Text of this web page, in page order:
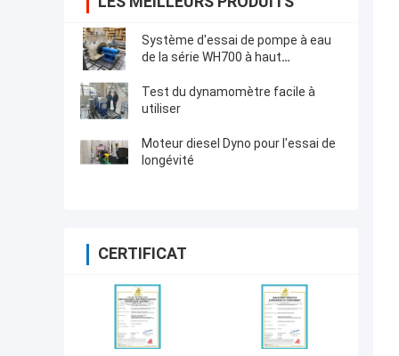
Système d'essai de pompe à eau
de la série WH700 à haut
Test du dynamomètre facile à
utiliser
Moteur diesel Dyno pour l'essai de
longévité
CERTIFICAT